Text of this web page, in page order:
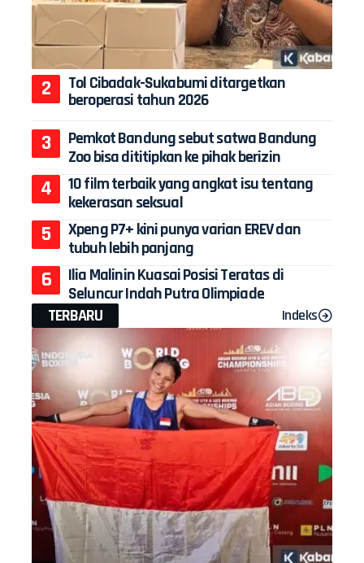
Tol Cibadak-Sukabumi ditargetkan
beroperasi tahun 2026
Pemkot Bandung sebut satwa Bandung
Zoo bisa dititipkan ke pihak berizin
10 film terbaik yang angkat isu tentang
kekerasan seksual
Xpeng P7+ kini punya varian EREV dan
tubuh lebih panjang
Ilia Malinin Kuasai Posisi Teratas di
Seluncur Indah Putra Olimpiade
TERBARU
Indeks